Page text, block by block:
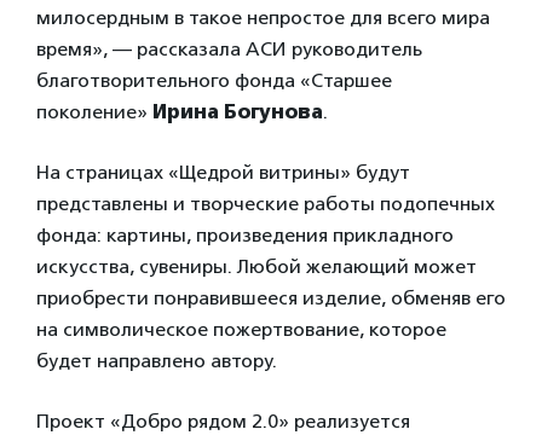
милосердным в такое непростое для всего мира
время», — рассказала АСИ руководитель
благотворительного фонда «Старшее
поколение» Ирина Богунова.
На страницах «Щедрой витрины» будут
представлены и творческие работы подопечных
фонда: картины, произведения прикладного
искусства, сувениры. Любой желающий может
приобрести понравившееся изделие, обменяв его
на символическое пожертвование, которое
будет направлено автору.
Проект «Добро рядом 2.0» реализуется